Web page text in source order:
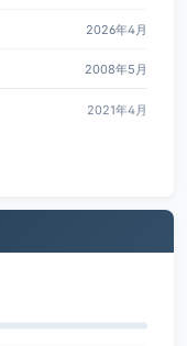
2026年4月
2008年5月
2021年4月